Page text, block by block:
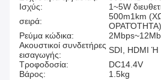
Ισχύς:
1~5W
σειρά:
500m1km
Ρεύμα κώδικα:
Ακουστικοί συνδετήρες
εισαγωγής:
SDI, HDMI Ή
Τροφοδοσία:
DC14.4V
Βάρος:
1.5kg